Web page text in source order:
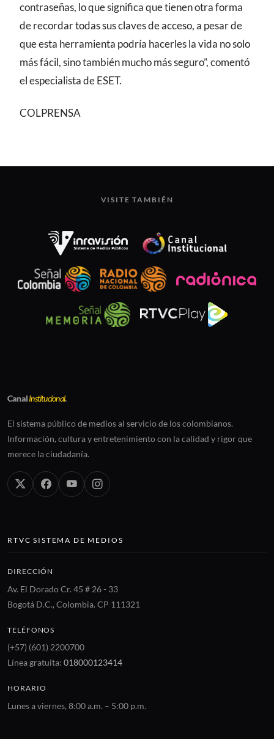
contraseñas, lo que significa que tienen otra forma
de recordar todas sus claves de acceso, a pesar de
que esta herramienta podría hacerles la vida no solo
más fácil, sino también mucho más seguro”, comentó
el especialista de ESET.
COLPRENSA
VISITE TAMBIÉN
CanalInstitucional.
El sistema público de medios al servicio de los colombianos.
Información, cultura y entretenimiento con la calidad y rigor que
merece la ciudadanía.
RTVC SISTEMA DE MEDIOS
DIRECCIÓN
Av. El Dorado Cr. 45 # 26 - 33
Bogotá D.C., Colombia. CP 111321
TELÉFONOS
(+57) (601) 2200700
Línea gratuita: 018000123414
HORARIO
Lunes a viernes, 8:00 a.m. – 5:00 p.m.